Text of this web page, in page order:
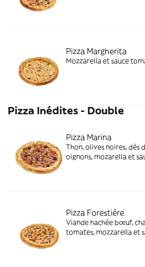
Pizza Margherita
Mozzarella et sauce
Pizza Inédites - Double
Pizza Marina
Thon, olives noires, dès
oignons, mozarella et
Pizza Forestière
Viande hachée bœuf,
tomates, mozzarella et